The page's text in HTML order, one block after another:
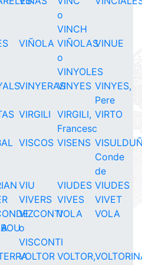
o
VINCH
VIÑOLA VIÑOLAS
o
VINYOLES
VINUE
VINYERASVINYES VINYES,
Pere
VIRGILI VIRGILI,
Francesc
VIRTO
VISCOS VISENS
Conde
de
VIU VIUDES VIUDES
VIVERS VIVES
VIVET
VIZCONTI
o
VISCONTI
VOLA VOLA
VOLTOR VOLTOR,